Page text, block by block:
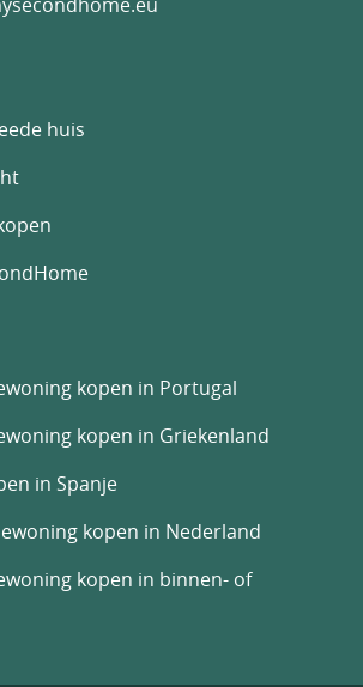
huis
kopen in Portugal
kopen in Griekenland
in Spanje
kopen in Nederland
kopen in binnen- of